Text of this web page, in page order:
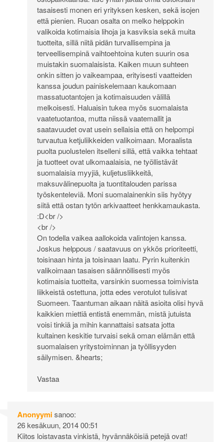
tasaisesti monen eri yrityksen kesken, sekä isojen
että pienien. Ruoan osalta on melko helppokin
valikoida kotimaisia lihoja ja kasviksia sekä muita
tuotteita, sillä niitä pidän turvallisempina ja
terveellisempinä vaihtoehtoina kuten suurin osa
muistakin suomalaisista. Kaiken muun suhteen
onkin sitten jo vaikeampaa, erityisesti vaatteiden
kanssa joudun painiskelemaan kaukomaan
massatuotantojen ja kotimaisuuden välillä
melkoisesti. Haluaisin tukea myös suomalaista
vaatetuotantoa, mutta niissä vaatemallit ja
saatavuudet ovat usein sellaisia että on helpompi
turvautua ketjuliikkeiden valikoimaan. Moraalista
puolta puolustelen itselleni sillä, että vaikka tehtaat
ja tuotteet ovat ulkomaalaisia, ne työllistävät
suomalaisia myyjiä, kuljetusliikkeitä,
maksuvälinepuolta ja tuontitalouden parissa
työskenteleviä. Moni suomalainenkin siis hyötyy
siitä että ostan tytön arkivaatteet henkkamaukasta.
:D<br />
<br />
On todella vaikea aallokoida valintojen kanssa.
Joskus helppous / saatavuus on ykkös prioriteetti,
toisinaan hinta ja toisinaan laatu. Pyrin kuitenkin
valikoimaan tasaisen säännöllisesti myös
kotimaisia tuotteita, varsinkin suomessa toimivista
liikkeistä ostettuna, jotta edes verotulot tulisivat
Suomeen. Taantuman aikaan näitä asioita olisi hyvä
kaikkien miettiä entistä enemmän, mistä jutuista
voisi tinkiä ja mihin kannattaisi satsata jotta
kultainen keskitie turvaisi sekä oman elämän että
suomalaisen yritystoiminnan ja työllisyyden
säilymisen. &hearts;
Vastaa
Anonyymisanoo:
26 kesäkuun, 2014 00:51
Kiitos loistavasta vinkistä, hyvännäköisiä petejä ovat!